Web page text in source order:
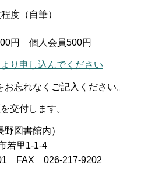
度（自筆）
円 個人会員500円
り申し込んでください
忘れなくご記入ください。
交付します。
図書館内）
若里1-1-4
FAX 026-217-9202